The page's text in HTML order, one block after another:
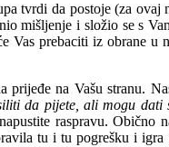
tvrdi da postoje (za ovaj
mišljenje i složio se s
Vas prebaciti iz obrane u
prijeđe na Vašu stranu.
da pijete, ali mogu dati
raspravu. Obično
tu i tu pogrešku i